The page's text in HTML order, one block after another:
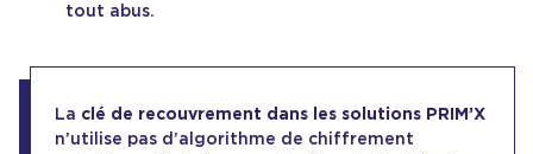
tout abus.
La clé de recouvrement dans les solutions PRIM’X
n’utilise pas d’algorithme de chiffrement